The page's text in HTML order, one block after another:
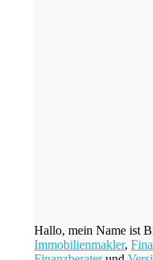
Hallo, mein Name ist
Immobilienmakler,